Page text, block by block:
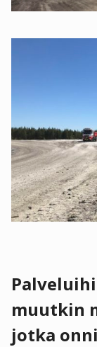
muutkin
jotka